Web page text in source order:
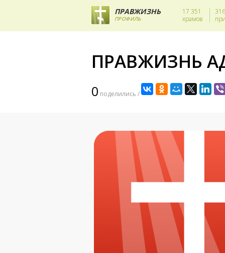
ПРАВЖИЗНЬ
ПРОФИЛЬ
17 351
храмов
316
ПРАВЖИЗНЬ
0 поделились /